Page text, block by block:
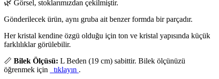
🌿 Görsel, stoklarımızdan çekilmiştir.
Gönderilecek ürün, aynı gruba ait benzer formda bir parçadır.
Her kristal kendine özgü olduğu için ton ve kristal yapısında küçük
farklılıklar görülebilir.
📏 Bilek Ölçüsü: L Beden (19 cm) sabittir. Bilek ölçünüzü
öğrenmek için
tıklayın .